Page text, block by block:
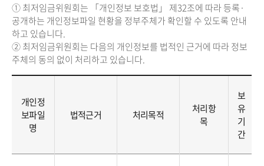
① 최저임금위원회는 「개인정보 보호법」 제32조에 따라 등록·
공개하는 개인정보파일 현황을 정부주체가 확인할 수 있도록 안내
하고 있습니다.
② 최저임금위원회는 다음의 개인정보를 법적인 근거에 따라 정보
주체의 동의 없이 처리하고 있습니다.
개인정
보파일
명
법적근거 처리목적
처리항
목
보
유
기
간